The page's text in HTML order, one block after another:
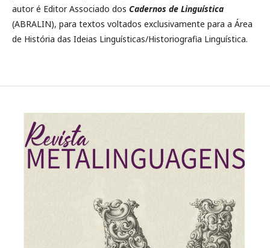
autor é Editor Associado dos Cadernos de Linguística
(ABRALIN), para textos voltados exclusivamente para a Área
de História das Ideias Linguísticas/Historiografia Linguística.